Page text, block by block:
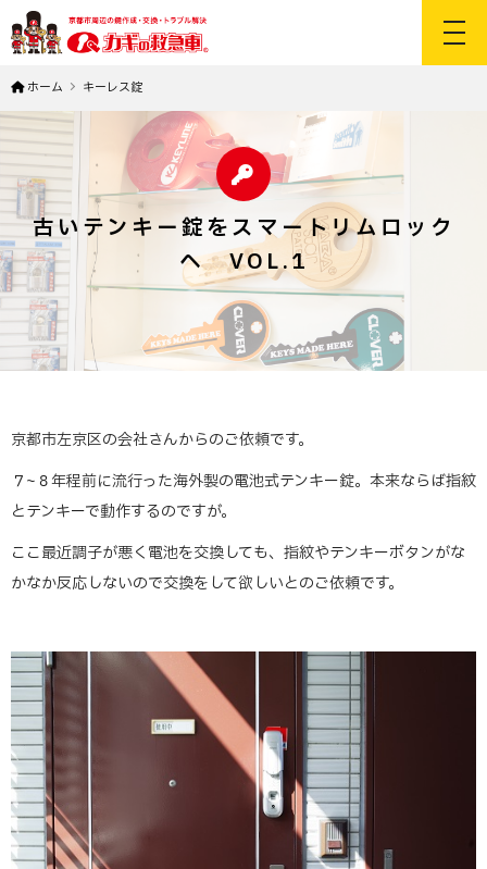
ホーム キーレス錠
古いテンキー錠をスマートリムロック
へ VOL.1
京都市左京区の会社さんからのご依頼です。
７~８年程前に流行った海外製の電池式テンキー錠。本来ならば指紋
とテンキーで動作するのですが。
ここ最近調子が悪く電池を交換しても、指紋やテンキーボタンがな
かなか反応しないので交換をして欲しいとのご依頼です。